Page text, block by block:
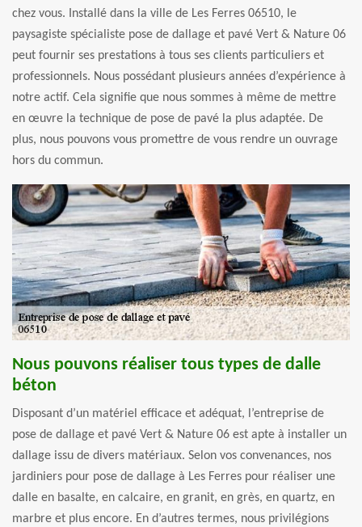
chez vous. Installé dans la ville de Les Ferres 06510, le
paysagiste spécialiste pose de dallage et pavé Vert & Nature 06
peut fournir ses prestations à tous ses clients particuliers et
professionnels. Nous possédant plusieurs années d’expérience à
notre actif. Cela signifie que nous sommes à même de mettre
en œuvre la technique de pose de pavé la plus adaptée. De
plus, nous pouvons vous promettre de vous rendre un ouvrage
hors du commun.
Nous pouvons réaliser tous types de dalle
béton
Disposant d’un matériel efficace et adéquat, l’entreprise de
pose de dallage et pavé Vert & Nature 06 est apte à installer un
dallage issu de divers matériaux. Selon vos convenances, nos
jardiniers pour pose de dallage à Les Ferres pour réaliser une
dalle en basalte, en calcaire, en granit, en grès, en quartz, en
marbre et plus encore. En d’autres termes, nous privilégions